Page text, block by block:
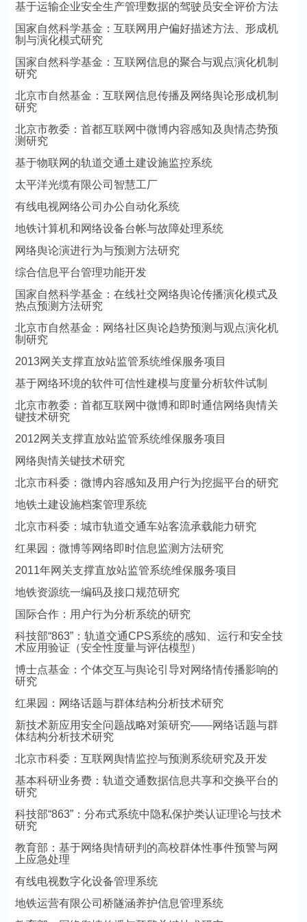
基于运输企业安全生产管理数据的驾驶员安全评价方法
国家自然科学基金：互联网用户偏好描述方法、形成机
制与演化模式研究
国家自然科学基金：互联网信息的聚合与观点演化机制
研究
北京市自然基金：互联网信息传播及网络舆论形成机制
研究
北京市教委：首都互联网中微博内容感知及舆情态势预
测研究
基于物联网的轨道交通土建设施监控系统
太平洋光缆有限公司智慧工厂
有线电视网络公司办公自动化系统
地铁计算机和网络设备台帐与故障处理系统
网络舆论演进行为与预测方法研究
综合信息平台管理功能开发
国家自然科学基金：在线社交网络舆论传播演化模式及
热点预测方法研究
北京市自然基金：网络社区舆论趋势预测与观点演化机
制研究
2013网关支撑直放站监管系统维保服务项目
基于网络环境的软件可信性建模与度量分析软件试制
北京市教委：首都互联网中微博和即时通信网络舆情关
键技术研究
2012网关支撑直放站监管系统维保服务项目
网络舆情关键技术研究
北京市科委：微博内容感知及用户行为挖掘平台的研究
地铁土建设施档案管理系统
北京市科委：城市轨道交通车站客流承载能力研究
红果园：微博等网络即时信息监测方法研究
2011年网关支撑直放站监管系统维保服务项目
地铁资源统一编码及接口规范研究
国际合作：用户行为分析系统的研究
科技部“863”：轨道交通CPS系统的感知、运行和安全技
术应用验证（安全性度量与评估模型）
博士点基金：个体交互与舆论引导对网络情传播影响的
研究
红果园：网络话题与群体结构分析技术研究
新技术新应用安全问题战略对策研究——网络话题与群
体结构分析技术研究
北京市科委：互联网舆情监控与预测系统研究及开发
基本科研业务费：轨道交通数据信息共享和交换平台的
研究
科技部“863”：分布式系统中隐私保护类认证理论与技术
研究
教育部：基于网络舆情研判的高校群体性事件预警与网
上应急处理
有线电视数字化设备管理系统
地铁运营有限公司桥隧涵养护信息管理系统